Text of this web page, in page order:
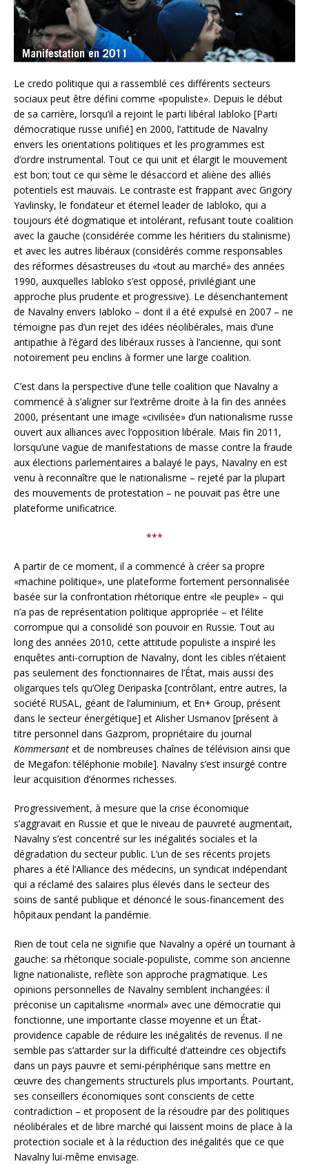
Le credo politique qui a rassemblé ces différents secteurs
sociaux peut être défini comme «populiste». Depuis le début
de sa carrière, lorsqu’il a rejoint le parti libéral Iabloko [Parti
démocratique russe unifié] en 2000, l’attitude de Navalny
envers les orientations politiques et les programmes est
d’ordre instrumental. Tout ce qui unit et élargit le mouvement
est bon; tout ce qui sème le désaccord et aliène des alliés
potentiels est mauvais. Le contraste est frappant avec Grigory
Yavlinsky, le fondateur et éternel leader de Iabloko, qui a
toujours été dogmatique et intolérant, refusant toute coalition
avec la gauche (considérée comme les héritiers du stalinisme)
et avec les autres libéraux (considérés comme responsables
des réformes désastreuses du «tout au marché» des années
1990, auxquelles Iabloko s’est opposé, privilégiant une
approche plus prudente et progressive). Le désenchantement
de Navalny envers Iabloko – dont il a été expulsé en 2007 – ne
témoigne pas d’un rejet des idées néolibérales, mais d’une
antipathie à l’égard des libéraux russes à l’ancienne, qui sont
notoirement peu enclins à former une large coalition.
C’est dans la perspective d’une telle coalition que Navalny a
commencé à s’aligner sur l’extrême droite à la fin des années
2000, présentant une image «civilisée» d’un nationalisme russe
ouvert aux alliances avec l’opposition libérale. Mais fin 2011,
lorsqu’une vague de manifestations de masse contre la fraude
aux élections parlementaires a balayé le pays, Navalny en est
venu à reconnaître que le nationalisme – rejeté par la plupart
des mouvements de protestation – ne pouvait pas être une
plateforme unificatrice.
***
A partir de ce moment, il a commencé à créer sa propre
«machine politique», une plateforme fortement personnalisée
basée sur la confrontation rhétorique entre «le peuple» – qui
n’a pas de représentation politique appropriée – et l’élite
corrompue qui a consolidé son pouvoir en Russie. Tout au
long des années 2010, cette attitude populiste a inspiré les
enquêtes anti-corruption de Navalny, dont les cibles n’étaient
pas seulement des fonctionnaires de l’État, mais aussi des
oligarques tels qu’Oleg Deripaska [contrôlant, entre autres, la
société RUSAL, géant de l’aluminium, et En+ Group, présent
dans le secteur énergétique] et Alisher Usmanov [présent à
titre personnel dans Gazprom, propriétaire du journal
Kommersant et de nombreuses chaînes de télévision ainsi que
de Megafon: téléphonie mobile]. Navalny s’est insurgé contre
leur acquisition d’énormes richesses.
Progressivement, à mesure que la crise économique
s’aggravait en Russie et que le niveau de pauvreté augmentait,
Navalny s’est concentré sur les inégalités sociales et la
dégradation du secteur public. L’un de ses récents projets
phares a été l’Alliance des médecins, un syndicat indépendant
qui a réclamé des salaires plus élevés dans le secteur des
soins de santé publique et dénoncé le sous-financement des
hôpitaux pendant la pandémie.
Rien de tout cela ne signifie que Navalny a opéré un tournant à
gauche: sa rhétorique sociale-populiste, comme son ancienne
ligne nationaliste, reflète son approche pragmatique. Les
opinions personnelles de Navalny semblent inchangées: il
préconise un capitalisme «normal» avec une démocratie qui
fonctionne, une importante classe moyenne et un État-
providence capable de réduire les inégalités de revenus. Il ne
semble pas s’attarder sur la difficulté d’atteindre ces objectifs
dans un pays pauvre et semi-périphérique sans mettre en
œuvre des changements structurels plus importants. Pourtant,
ses conseillers économiques sont conscients de cette
contradiction – et proposent de la résoudre par des politiques
néolibérales et de libre marché qui laissent moins de place à la
protection sociale et à la réduction des inégalités que ce que
Navalny lui-même envisage.